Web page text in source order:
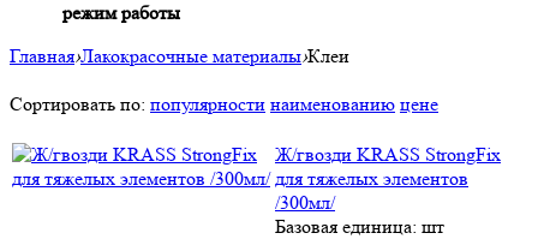
режим работы
Главная›Лакокрасочные материалы›Клеи
Сортировать по: популярности наименованию цене
Ж/гвозди KRASS StrongFix
для тяжелых элементов
/300мл/
Базовая единица: шт